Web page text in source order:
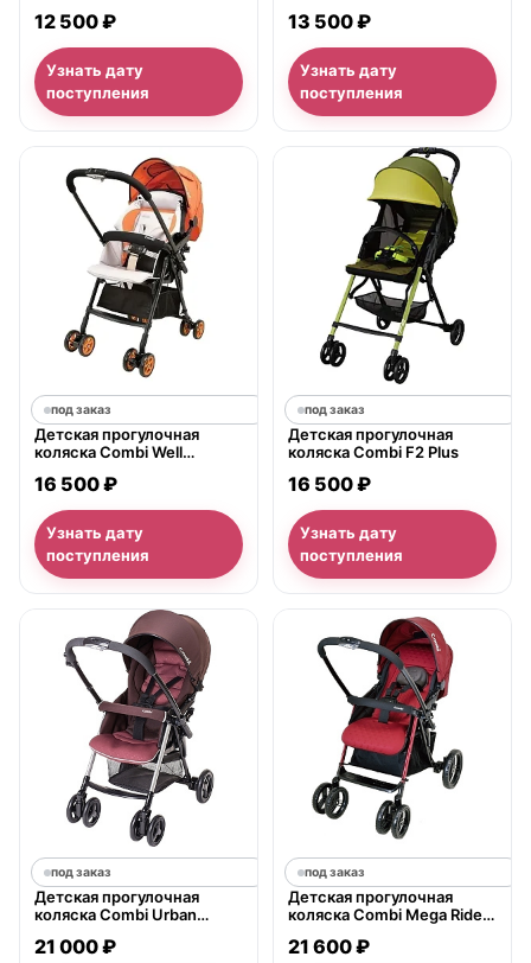
12 500 ₽
Узнать дату
поступления
13 500 ₽
Узнать дату
поступления
под заказ
Детская прогулочная
коляска Combi Well
16 500 ₽
Узнать дату
поступления
под заказ
Детская прогулочная
коляска Combi F2 Plus
16 500 ₽
Узнать дату
поступления
под заказ
Детская прогулочная
коляска Combi Urban
рождения
21 000 ₽
под заказ
Детская прогулочная
коляска Combi Mega Ride
21 600 ₽